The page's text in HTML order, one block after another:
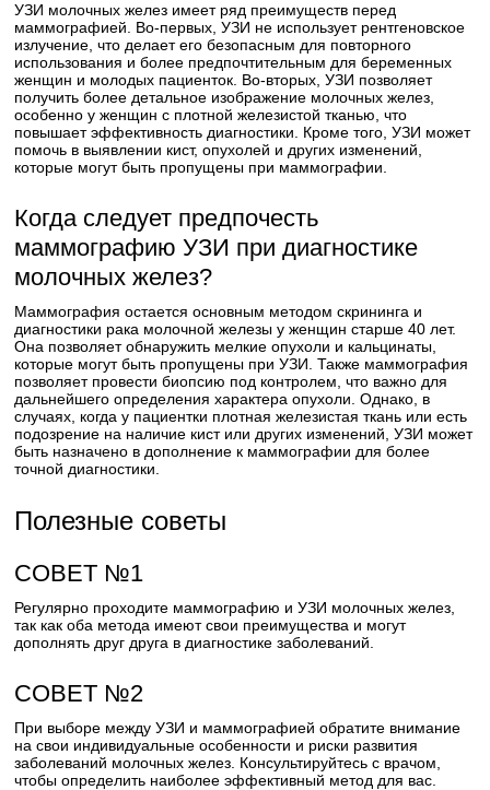
УЗИ молочных желез имеет ряд преимуществ перед
маммографией. Во-первых, УЗИ не использует рентгеновское
излучение, что делает его безопасным для повторного
использования и более предпочтительным для беременных
женщин и молодых пациенток. Во-вторых, УЗИ позволяет
получить более детальное изображение молочных желез,
особенно у женщин с плотной железистой тканью, что
повышает эффективность диагностики. Кроме того, УЗИ может
помочь в выявлении кист, опухолей и других изменений,
которые могут быть пропущены при маммографии.
Когда следует предпочесть
маммографию УЗИ при диагностике
молочных желез?
Маммография остается основным методом скрининга и
диагностики рака молочной железы у женщин старше 40 лет.
Она позволяет обнаружить мелкие опухоли и кальцинаты,
которые могут быть пропущены при УЗИ. Также маммография
позволяет провести биопсию под контролем, что важно для
дальнейшего определения характера опухоли. Однако, в
случаях, когда у пациентки плотная железистая ткань или есть
подозрение на наличие кист или других изменений, УЗИ может
быть назначено в дополнение к маммографии для более
точной диагностики.
Полезные советы
СОВЕТ №1
Регулярно проходите маммографию и УЗИ молочных желез,
так как оба метода имеют свои преимущества и могут
дополнять друг друга в диагностике заболеваний.
СОВЕТ №2
При выборе между УЗИ и маммографией обратите внимание
на свои индивидуальные особенности и риски развития
заболеваний молочных желез. Консультируйтесь с врачом,
чтобы определить наиболее эффективный метод для вас.